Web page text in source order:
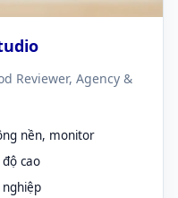
Reviewer, Agency &
nền, monitor
cao